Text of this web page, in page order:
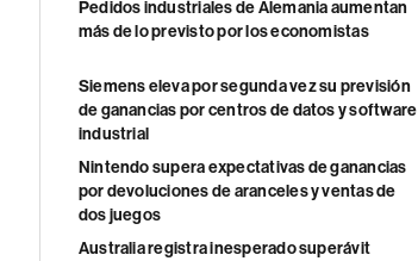
Pedidos industriales de Alemania aumentan
más de lo previsto por los economistas
Siemens eleva por segunda vez su previsión
de ganancias por centros de datos y software
industrial
Nintendo supera expectativas de ganancias
por devoluciones de aranceles y ventas de
dos juegos
Australia registra inesperado superávit